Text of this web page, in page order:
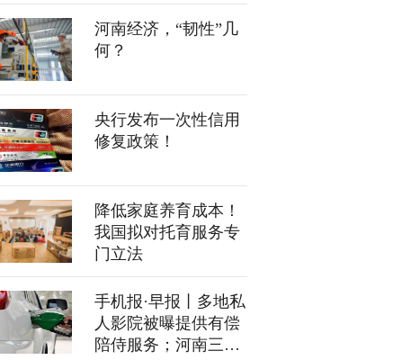
河南经济，“韧性”几
何？
央行发布一次性信用
修复政策！
降低家庭养育成本！
我国拟对托育服务专
门立法
手机报·早报丨多地私
人影院被曝提供有偿
陪侍服务；河南三市